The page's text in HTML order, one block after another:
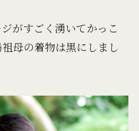
がすごく湧いてかっこ
母の着物は黒にしまし